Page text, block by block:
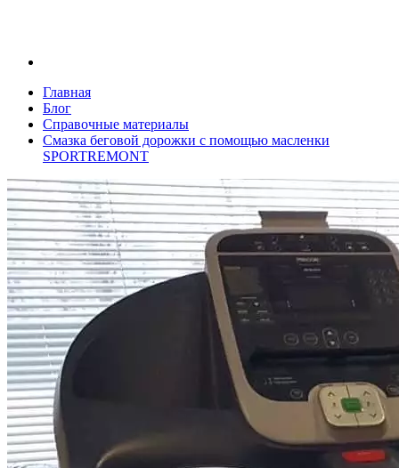
Главная
Блог
Справочные материалы
Смазка беговой дорожки с помощью масленки
SPORTREMONT